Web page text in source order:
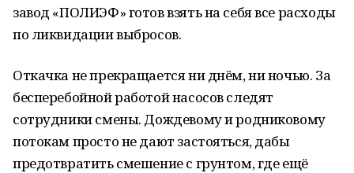
завод «ПОЛИЭФ» готов взять на себя все расходы
по ликвидации выбросов.
Откачка не прекращается ни днём, ни ночью. За
бесперебойной работой насосов следят
сотрудники смены. Дождевому и родниковому
потокам просто не дают застояться, дабы
предотвратить смешение с грунтом, где ещё